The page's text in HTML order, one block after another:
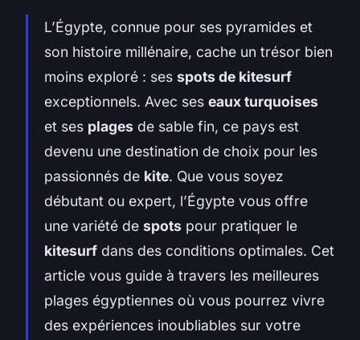
L’Égypte, connue pour ses pyramides et
son histoire millénaire, cache un trésor bien
moins exploré : ses spots de kitesurf
exceptionnels. Avec ses eaux turquoises
et ses plages de sable fin, ce pays est
devenu une destination de choix pour les
passionnés de kite. Que vous soyez
débutant ou expert, l’Égypte vous offre
une variété de spots pour pratiquer le
kitesurf dans des conditions optimales. Cet
article vous guide à travers les meilleures
plages égyptiennes où vous pourrez vivre
des expériences inoubliables sur votre